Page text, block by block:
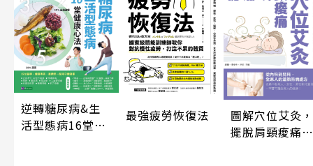
逆轉糖尿病&生
活型態病16堂健
最強疲勞恢復法
圖解穴位艾灸，
擺脫肩頸痠痛、